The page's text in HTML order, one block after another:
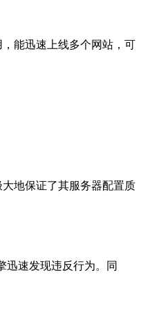
能迅速上线多个网站，可
地保证了其服务器配置质
迅速发现违反行为。同